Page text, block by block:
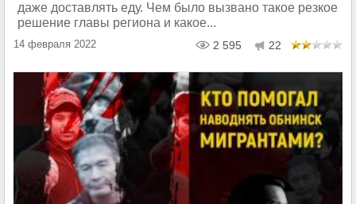
даже доставлять еду. Чем было вызвано такое резкое
решение главы региона и какое...
14 февраля 2022 2 595 22